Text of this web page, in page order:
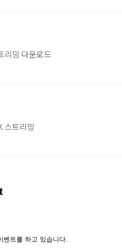
리밍 다운로드
스트리밍
벤트를 하고 있습니다.